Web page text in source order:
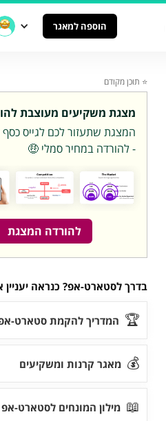
הוספה למאגר
⭐️ תוכן מקודם
מצגת משקיעים מעוצבת
המצגת שתעזור לכם לגייס
- להורדה במחיר סמלי 🤑
להורדה המצגת
בדרך לסטארט-אפ? כנראה
🏆 המדריך להקמת סטארט-
💰 מאגר קרנות ומשקיעים
📖 מילון המונחים לסטארט-אפ